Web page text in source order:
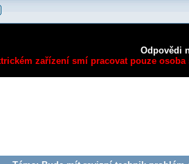
Odpovědi
zařízení smí pracovat pouze